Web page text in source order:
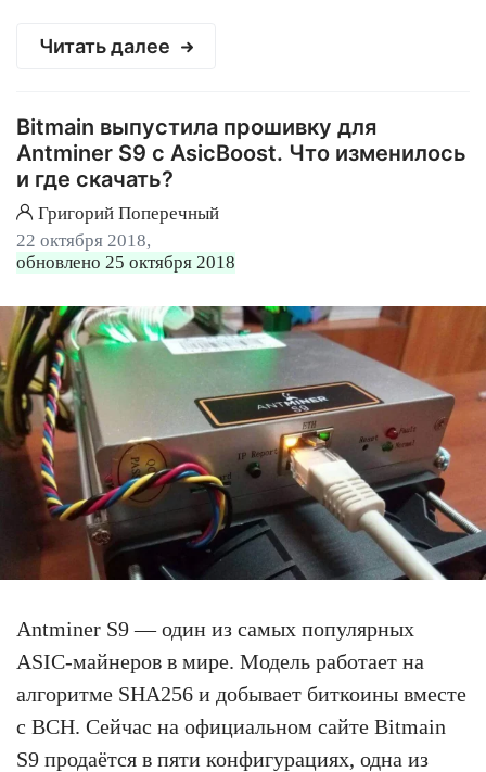
Читать далее
Bitmain выпустила прошивку для
Antminer S9 с AsicBoost. Что изменилось
и где скачать?
Григорий Поперечный
22 октября 2018,
обновлено 25 октября 2018
Antminer S9 — один из самых популярных
ASIC-майнеров в мире. Модель работает на
алгоритме SHA256 и добывает биткоины вместе
с BCH. Сейчас на официальном сайте Bitmain
S9 продаётся в пяти конфигурациях, одна из